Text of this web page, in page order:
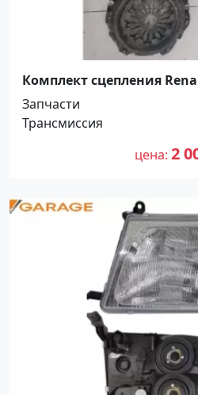
Комплект сцепления
Кропоткин
Запчасти
Трансмиссия
цена 2